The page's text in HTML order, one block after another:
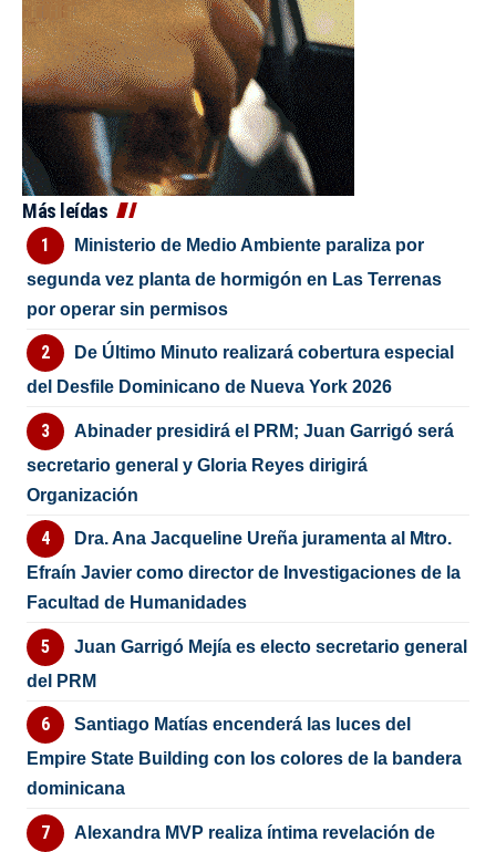
Más leídas
Ministerio de Medio Ambiente paraliza por
segunda vez planta de hormigón en Las Terrenas
por operar sin permisos
De Último Minuto realizará cobertura especial
del Desfile Dominicano de Nueva York 2026
Abinader presidirá el PRM; Juan Garrigó será
secretario general y Gloria Reyes dirigirá
Organización
Dra. Ana Jacqueline Ureña juramenta al Mtro.
Efraín Javier como director de Investigaciones de la
Facultad de Humanidades
Juan Garrigó Mejía es electo secretario general
del PRM
Santiago Matías encenderá las luces del
Empire State Building con los colores de la bandera
dominicana
Alexandra MVP realiza íntima revelación de